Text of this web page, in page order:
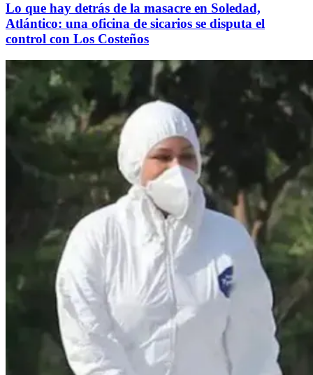
Lo que hay detrás de la masacre en Soledad,
Atlántico: una oficina de sicarios se disputa el
control con Los Costeños